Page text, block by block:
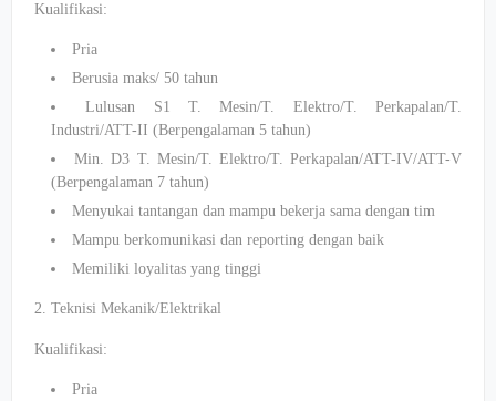
Kualifikasi:
Pria
Berusia maks/ 50 tahun
Lulusan S1 T. Mesin/T. Elektro/T. Perkapalan/T.
Industri/ATT-II (Berpengalaman 5 tahun)
Min. D3 T. Mesin/T. Elektro/T. Perkapalan/ATT-IV/ATT-V
(Berpengalaman 7 tahun)
Menyukai tantangan dan mampu bekerja sama dengan tim
Mampu berkomunikasi dan reporting dengan baik
Memiliki loyalitas yang tinggi
2. Teknisi Mekanik/Elektrikal
Kualifikasi:
Pria